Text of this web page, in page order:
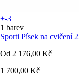
+-3
1 barev
Sporti Písek na cvičení
Od 2 176,00 Kč
1 700,00 Kč